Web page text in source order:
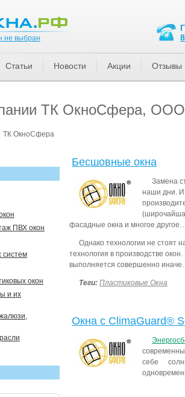
ТК ОкноСфера, ООО
ТК ОкноСфера
Бесшовные окна
Замена
наши дни. И
фасадные окна и многое
Однако технологии не стоят
технология в производстве
выполняется совершенно иначе.
Теги: Пластиковые Окна
Окна с ClimaGuard®
себе
ПВХ окон
окон
и их
не выбран
Статьи Новости Акции Отзывы